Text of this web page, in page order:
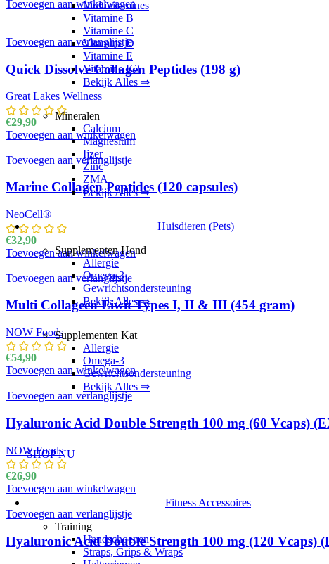
Multivitamines
Vitamine B
Vitamine C
Vitamine D
Vitamine E
Vitamine K2
Bekijk Alles ⇒
Mineralen
Calcium
Magnesium
Ijzer
Zinc
ZMA
Bekijk Alles ⇒
Huisdieren (Pets)
Supplementen Hond
Allergie
Omega-3
Gewrichtsondersteuning
Bekijk Alles ⇒
Supplementen Kat
Allergie
Omega-3
Gewrichtsondersteuning
Bekijk Alles ⇒
SHOP NU
Fitness Accessoires
Training
Handschoenen
Straps, Grips & Wraps
Toevoegen aan winkelwagen
Toevoegen aan verlanglijstje
Quick Dissolve Collagen Peptides (198 g)
Great Lakes Wellness
€29,90
Toevoegen aan winkelwagen
Toevoegen aan verlanglijstje
Marine Collagen Peptides (120 capsules)
NeoCell®
€32,90
Toevoegen aan winkelwagen
Toevoegen aan verlanglijstje
Multi Collageen Eiwit Types I, II & III (454 gram)
NOW Foods
€54,90
Toevoegen aan winkelwagen
Toevoegen aan verlanglijstje
Hyaluronic Acid Double Strength 100 mg (60 Vcaps)
NOW Foods
€26,90
Toevoegen aan winkelwagen
Toevoegen aan verlanglijstje
Hyaluronic Acid Double Strength 100 mg (120 Vcaps)